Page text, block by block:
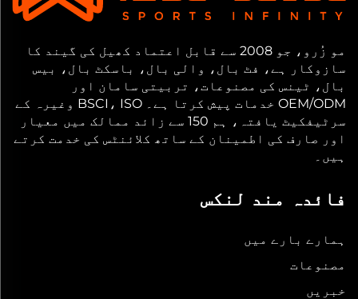
مو زُرو، جو 2008 سے قابل اعتماد کھیل کی گیند کا
سازوکار ہے، فٹ بال، والی بال، باسکٹ بال، بیس
بال، ٹینس کی مصنوعات، تربیتی سامان اور
OEM/ODM خدمات پیش کرتا ہے۔ BSCI، ISO وغیرہ کے
سرٹیفکیٹ یافتہ، ہم 150 سے زائد ممالک میں معیار
اور صارف کی اطمینان کے ساتھ کلائنٹس کی خدمت کرتے
ہیں۔
فائدہ مند لنکس
ہمارے بارے میں
مصنوعات
خبریں